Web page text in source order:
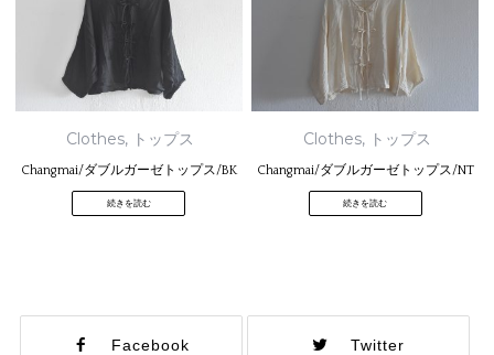
Clothes, トップス
Changmai/ダブルガーゼトップス/BK
続きを読む
Clothes, トップス
Changmai/ダブルガーゼトップス/NT
続きを読む
Facebook Twitter